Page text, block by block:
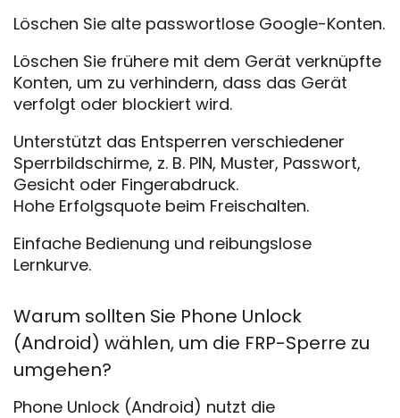
Löschen Sie alte passwortlose Google-Konten.
Löschen Sie frühere mit dem Gerät verknüpfte
Konten, um zu verhindern, dass das Gerät
verfolgt oder blockiert wird.
Unterstützt das Entsperren verschiedener
Sperrbildschirme, z. B. PIN, Muster, Passwort,
Gesicht oder Fingerabdruck.
Hohe Erfolgsquote beim Freischalten.
Einfache Bedienung und reibungslose
Lernkurve.
Warum sollten Sie Phone Unlock
(Android) wählen, um die FRP-Sperre zu
umgehen?
Phone Unlock (Android) nutzt die